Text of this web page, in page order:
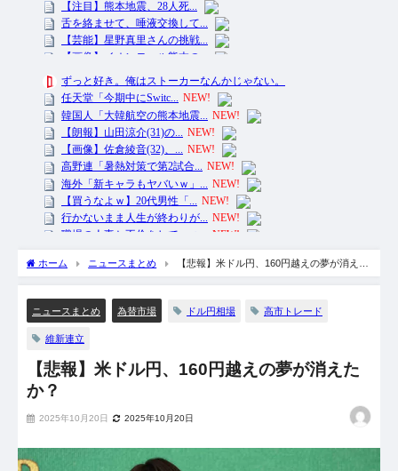
ホーム ニュースまとめ
【悲報】米ドル円、160円越えの夢が消えた
ニュースまとめ 為替市場 ドル円相場 高市トレード
維新連立
【悲報】米ドル円、160円越えの夢が消えた
か？
2025年10月20日 2025年10月20日